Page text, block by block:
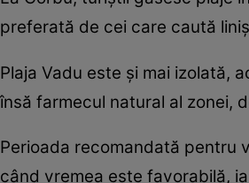
preferată de cei care caută
Plaja Vadu este și mai izolată,
însă farmecul natural al zonei,
Perioada recomandată pentru
când vremea este favorabilă,